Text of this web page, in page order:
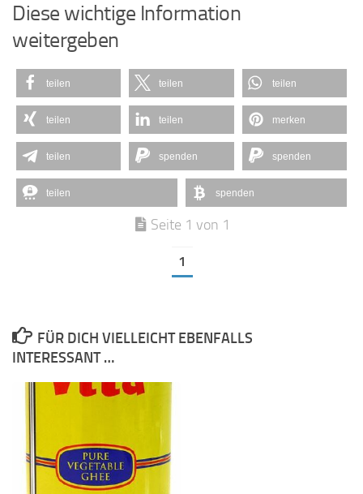
Diese wichtige Information
weitergeben
teilen teilen teilen
teilen teilen merken
teilen spenden spenden
teilen spenden
Seite 1 von 1
1
FÜR DICH VIELLEICHT EBENFALLS
INTERESSANT …